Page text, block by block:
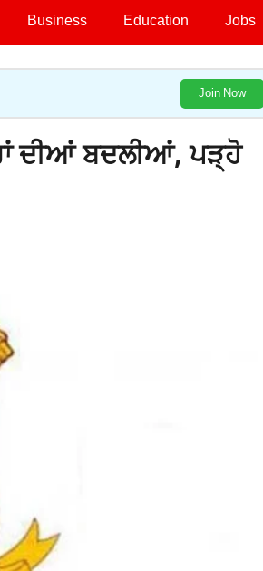
Business Education Jobs
Join Now
ਦੀਆਂ ਬਦਲੀਆਂ, ਪੜ੍ਹੋ